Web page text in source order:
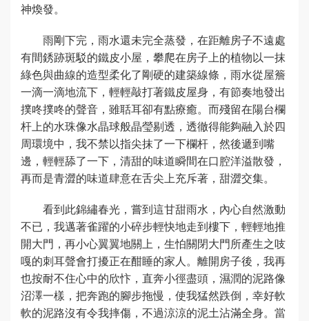
神煥發。
雨剛下完，雨水還未完全蒸發，在距離房子不遠處
有間銹跡斑駁的鐵皮小屋，攀爬在房子上的植物以一抹
綠色與曲線的造型柔化了剛硬的建築線條，雨水從屋簷
一滴一滴地流下，輕輕敲打著鐵皮屋身，有節奏地發出
撲咚撲咚的聲音，雖聒耳卻有點療癒。而殘留在陽台欄
杆上的水珠像水晶球般晶瑩剔透，透徹得能夠融入於四
周環境中，我不禁以指尖抹了一下欄杆，然後遞到嘴
邊，輕輕舔了一下，清甜的味道瞬間在口腔洋溢散發，
再而是青澀的味道肆意在舌尖上充斥著，甜澀交集。
看到此錦繡春光，嘗到這甘甜雨水，內心自然激動
不已，我邁著雀躍的小碎步輕快地走到樓下，輕輕地推
開大門，再小心翼翼地關上，生怕關閉大門所產生之吱
嘎的刺耳聲會打擾正在酣睡的家人。離開房子後，我再
也按耐不住心中的欣忭，直奔小徑盡頭，濕潤的泥路像
沼澤一樣，把奔跑的腳步拖慢，使我猛然跌倒，幸好軟
軟的泥路沒有令我摔傷，不過涼涼的泥土沾滿全身。當